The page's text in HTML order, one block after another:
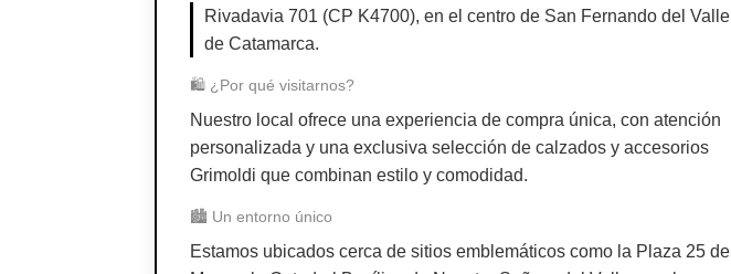
Rivadavia 701 (CP K4700), en el centro de San Fernando del Valle
de Catamarca.
🛍️ ¿Por qué visitarnos?
Nuestro local ofrece una experiencia de compra única, con atención
personalizada y una exclusiva selección de calzados y accesorios
Grimoldi que combinan estilo y comodidad.
🏙️ Un entorno único
Estamos ubicados cerca de sitios emblemáticos como la Plaza 25 de